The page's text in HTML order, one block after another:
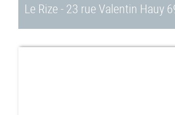
Le Rize - 23 rue Valentin Hauy